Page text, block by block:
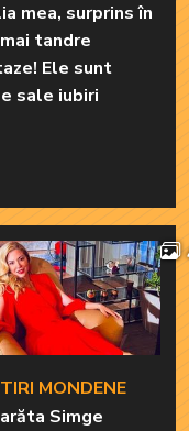
mea, surprins în
tandre
Ele sunt
sale iubiri
MONDENE
Simge